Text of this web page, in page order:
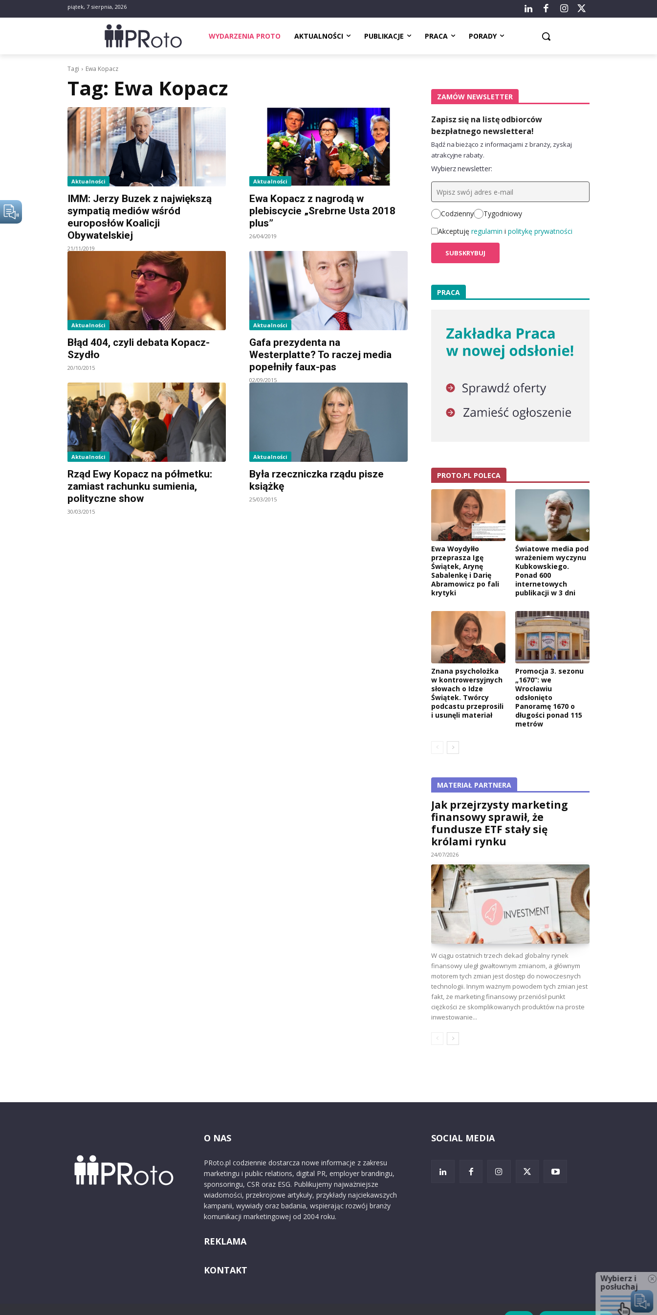
piątek, 7 sierpnia, 2026
WYDARZENIA PROTO AKTUALNOŚCI PUBLIKACJE PRACA PORADY
Tagi Ewa Kopacz
Tag: Ewa Kopacz
Aktualności
IMM: Jerzy Buzek z największą
sympatią mediów wśród
europosłów Koalicji
Obywatelskiej
21/11/2019
Aktualności
Ewa Kopacz z nagrodą w
plebiscycie „Srebrne Usta 2018
plus”
26/04/2019
Aktualności
Błąd 404, czyli debata Kopacz-
Szydło
20/10/2015
Aktualności
Gafa prezydenta na
Westerplatte? To raczej media
popełniły faux-pas
02/09/2015
Aktualności
Rząd Ewy Kopacz na półmetku:
zamiast rachunku sumienia,
polityczne show
30/03/2015
Aktualności
Była rzeczniczka rządu pisze
książkę
25/03/2015
ZAMÓW NEWSLETTER
Zapisz się na listę odbiorców
bezpłatnego newslettera!
Bądź na bieżąco z informacjami z branży, zyskaj
atrakcyjne rabaty.
Wybierz newsletter:
Codzienny
Tygodniowy
Akceptuję regulamin i politykę prywatności
PRACA
PROTO.PL POLECA
Ewa Woydyłło
przeprasza Igę
Świątek, Arynę
Sabalenkę i Darię
Abramowicz po fali
krytyki
Światowe media pod
wrażeniem wyczynu
Kubkowskiego.
Ponad 600
internetowych
publikacji w 3 dni
Znana psycholożka
w kontrowersyjnych
słowach o Idze
Świątek. Twórcy
podcastu przeprosili
i usunęli materiał
Promocja 3. sezonu
„1670”: we
Wrocławiu
odsłonięto
Panoramę 1670 o
długości ponad 115
metrów
MATERIAŁ PARTNERA
Jak przejrzysty marketing
finansowy sprawił, że
fundusze ETF stały się
królami rynku
24/07/2026
W ciągu ostatnich trzech dekad globalny rynek
finansowy uległ gwałtownym zmianom, a głównym
motorem tych zmian jest dostęp do nowoczesnych
technologii. Innym ważnym powodem tych zmian jest
fakt, że marketing finansowy przeniósł punkt
ciężkości ze skomplikowanych produktów na proste
inwestowanie...
O NAS
PRoto.pl codziennie dostarcza nowe informacje z zakresu
marketingu i public relations, digital PR, employer brandingu,
sponsoringu, CSR oraz ESG. Publikujemy najważniejsze
wiadomości, przekrojowe artykuły, przykłady najciekawszych
kampanii, wywiady oraz badania, wspierając rozwój branży
komunikacji marketingowej od 2004 roku.
REKLAMA
KONTAKT
SOCIAL MEDIA
Wybierz i
posłuchaj